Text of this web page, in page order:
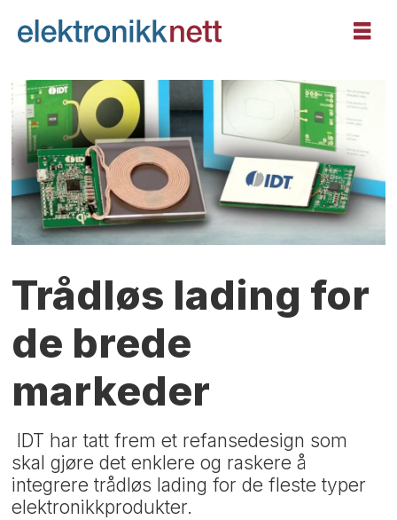
Trådløs lading for
de brede
markeder
IDT har tatt frem et refansedesign som
skal gjøre det enklere og raskere å
integrere trådløs lading for de fleste typer
elektronikkprodukter.